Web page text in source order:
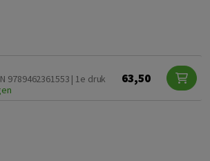
9789462361553 | 1e druk
63,50